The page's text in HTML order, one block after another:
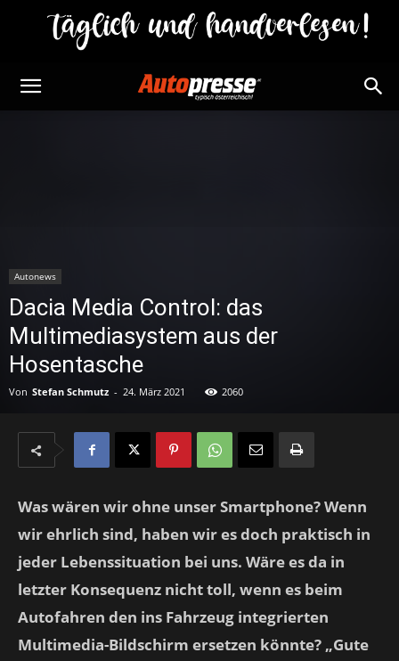
Autonews
Dacia Media Control: das
Multimediasystem aus der
Hosentasche
Von Stefan Schmutz - 24. März 2021 2060
Was wären wir ohne unser Smartphone? Wenn
wir ehrlich sind, haben wir es doch praktisch in
jeder Lebenssituation bei uns. Wäre es da in
letzter Konsequenz nicht toll, wenn es beim
Autofahren den ins Fahrzeug integrierten
Multimedia-Bildschirm ersetzen könnte? „Gute